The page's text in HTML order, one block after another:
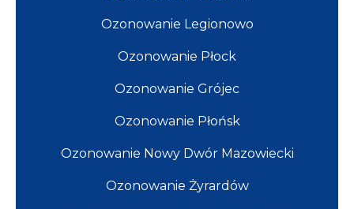
Ozonowanie Legionowo
Ozonowanie Płock
Ozonowanie Grójec
Ozonowanie Płońsk
Ozonowanie Nowy Dwór Mazowiecki
Ozonowanie Żyrardów